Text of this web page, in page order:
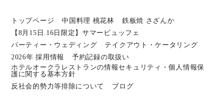
トップページ 中国料理 桃花林
鉄板焼 さざんか
【8月15日.16日限定】サマービュッフェ
パーティー・ウェディング
テイクアウト・ケータリング
2026年 採用情報
予約記録の取扱い
ホテルオークラレストランの情報セキュリティ・個人情報保
護に関する基本方針
反社会的勢力等排除について
ブログ